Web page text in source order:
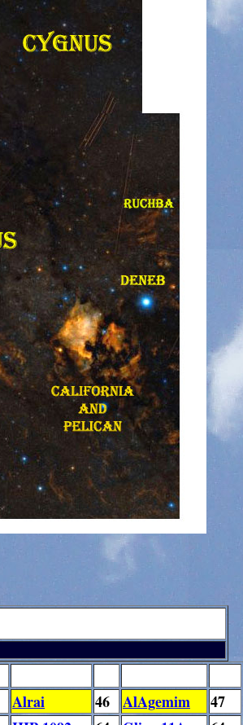
Alrai 46 AlAgemim
47